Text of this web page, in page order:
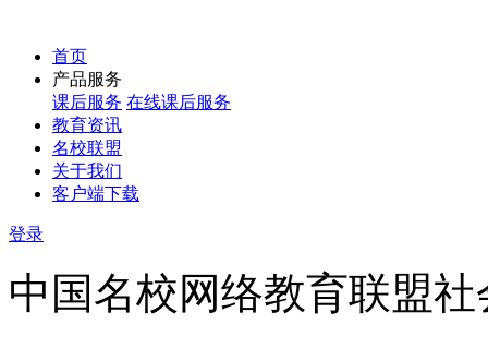
首页
产品服务
课后服务 在线课后服务
教育资讯
名校联盟
关于我们
客户端下载
登录
中国名校网络教育联盟社